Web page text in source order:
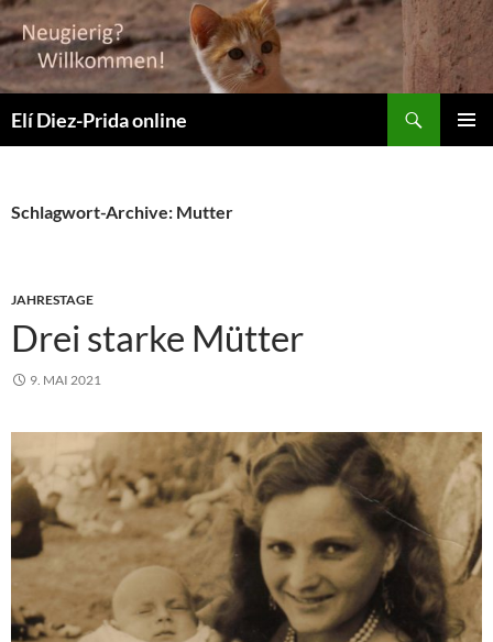
Elí Diez-Prida online
Schlagwort-Archive: Mutter
JAHRESTAGE
Drei starke Mütter
9. MAI 2021